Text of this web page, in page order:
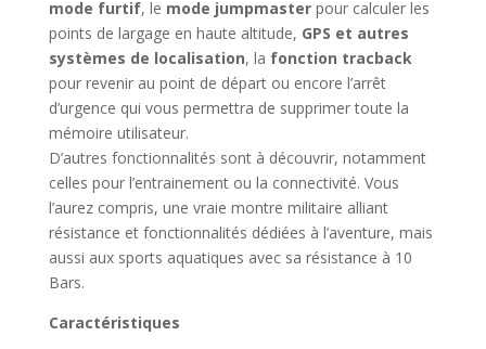
mode furtif, le mode jumpmasterpour calculer les
points de largage en haute altitude, GPS et autres
systèmes de localisation, la fonction tracback
pour revenir au point de départ ou encore l’arrêt
d’urgence qui vous permettra de supprimer toute la
mémoire utilisateur.
D’autres fonctionnalités sont à découvrir, notamment
celles pour l’entrainement ou la connectivité. Vous
l’aurez compris, une vraie montre militaire alliant
résistance et fonctionnalités dédiées à l’aventure, mais
aussi aux sports aquatiques avec sa résistance à 10
Bars.
Caractéristiques